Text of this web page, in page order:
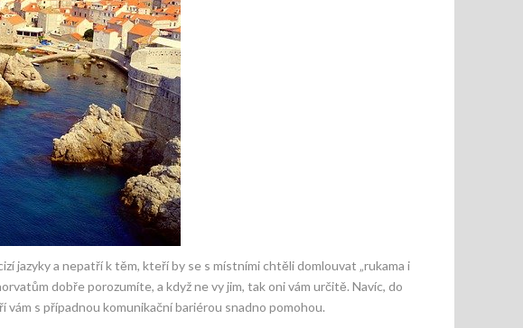
jazyky a nepatří k těm, kteří by se s místními chtěli domlouvat „rukama i
dobře porozumíte, a když ne vy jim, tak oni vám určitě. Navíc, do
s případnou komunikační bariérou snadno pomohou.